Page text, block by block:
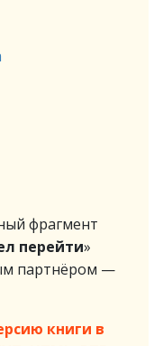
фрагмент
перейти»
партнёром —
книги в